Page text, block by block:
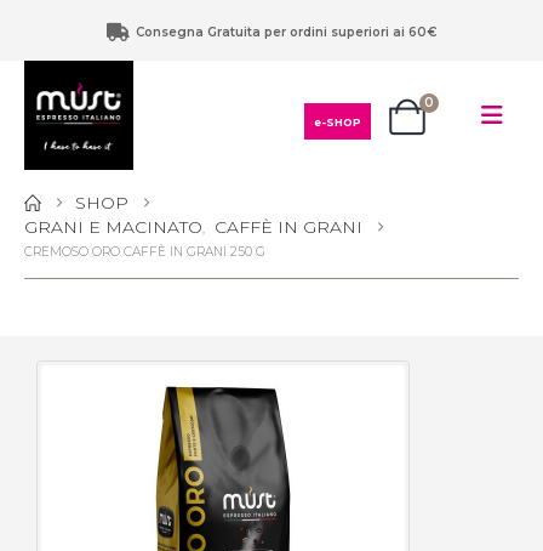
Consegna Gratuita per ordini superiori ai 60€
e-SHOP
0
SHOP
GRANI E MACINATO, CAFFÈ IN GRANI
CREMOSO ORO CAFFÈ IN GRANI 250 G